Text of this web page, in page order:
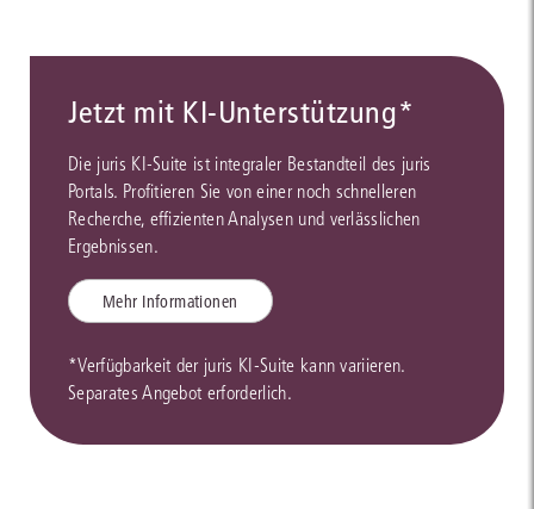
Jetzt mit KI-Unterstützung*
Die juris KI-Suite ist integraler Bestandteil des juris
Portals. Profitieren Sie von einer noch schnelleren
Recherche, effizienten Analysen und verlässlichen
Ergebnissen.
Mehr Informationen
*Verfügbarkeit der juris KI-Suite kann variieren.
Separates Angebot erforderlich.